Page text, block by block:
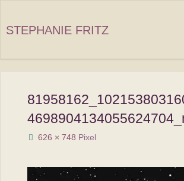
springen
STEPHANIE FRITZ
Originalgröße
626 × 748 Pixel